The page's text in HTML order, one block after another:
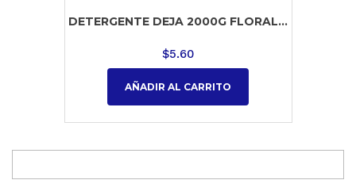
DETERGENTE DEJA 2000G FLORAL...
$5.60
AÑADIR AL CARRITO